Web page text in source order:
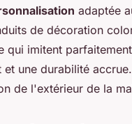
adaptée
de décoration
qui imitent
une durabilité
de l'extérieur de la